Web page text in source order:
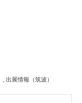
, 出展情報（筑波）